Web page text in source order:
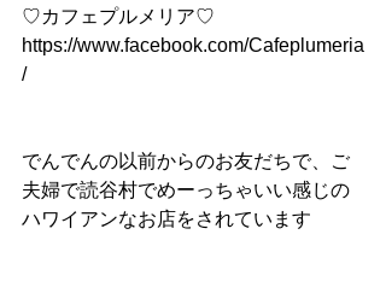
♡カフェプルメリア♡
https://www.facebook.com/Cafeplumeria
/
でんでんの以前からのお友だちで、ご
夫婦で読谷村でめーっちゃいい感じの
ハワイアンなお店をされています